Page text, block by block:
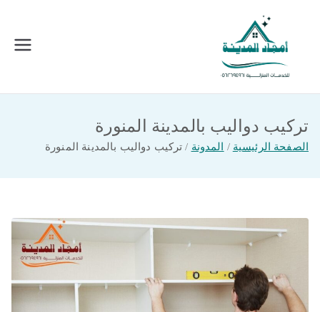
المحتوى
امجاد المدينة للخدمات المنزلية
تركيب دواليب بالمدينة المنورة
الصفحة الرئيسية المدونة تركيب دواليب بالمدينة المنورة